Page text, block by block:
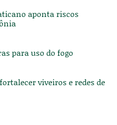
aponta riscos
para uso do fogo
viveiros e redes de